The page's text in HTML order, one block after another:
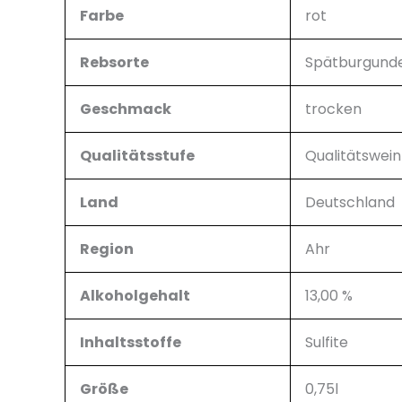
Farbe rot
Rebsorte
Geschmack trocken
Qualitätsstufe Qualitätswein
Land Deutschland
Region Ahr
Alkoholgehalt 13,00 %
Inhaltsstoffe Sulfite
Größe 0,75l